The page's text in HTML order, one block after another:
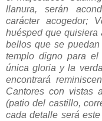
llanura, serán
carácter acogedor;
huésped que
bellos que se
templo digno para
única gloria y la
encontrará
Cantores con vistas
(patio del castillo,
cada detalle será